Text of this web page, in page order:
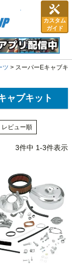
カスタム
ガイド
ツ
スーパーEキャブキ
ャブキット
レビュー順
3件中 1-3件表示